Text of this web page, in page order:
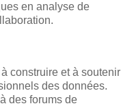
en analyse de
construire et à soutenir
des données.
des forums de